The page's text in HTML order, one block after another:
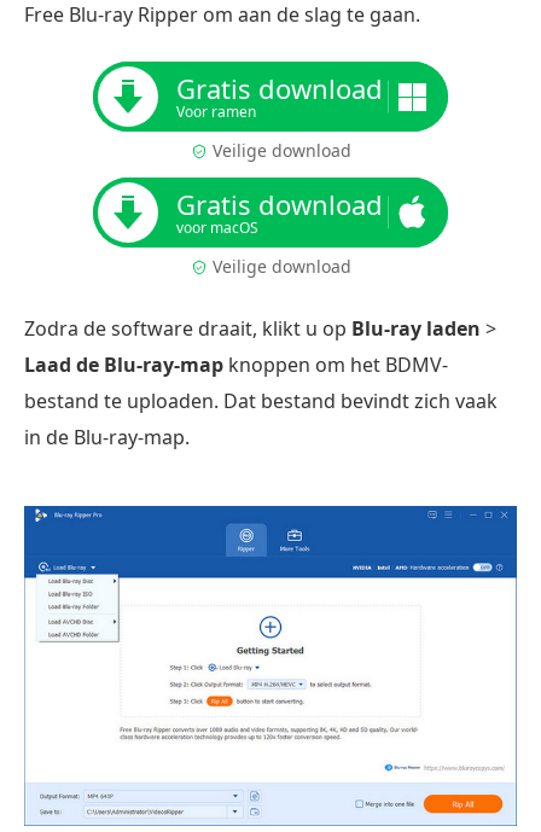
Free Blu-ray Ripper om aan de slag te gaan.
Gratis download
Voor ramen
Veilige download
Gratis download
voor macOS
Veilige download
Zodra de software draait, klikt u op Blu-ray laden >
Laad de Blu-ray-map knoppen om het BDMV-
bestand te uploaden. Dat bestand bevindt zich vaak
in de Blu-ray-map.